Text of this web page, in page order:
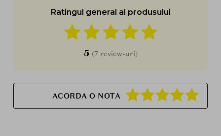
Ratingul general al produsului
5 (7 review-uri)
ACORDA O NOTA